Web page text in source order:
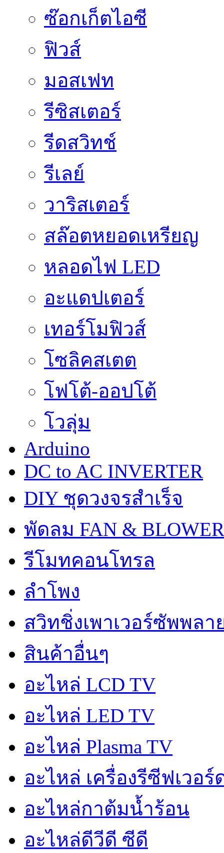
ซ๊อกเก็ตไอซี
ฟิวส์
มอสเฟท
รีซิสเตอร์
รีดสวิทช์
รีเลย์
วาริสเตอร์
สล๊อตหยอดเหรียญ
หลอดไฟ LED
อะแดปเตอร์
เทอร์โมฟิวส์
โซลิคสเตต
โฟโต้-ออปโต้
โวลุ่ม
Arduino
DC to AC INVERTER
DIY ชุดวงจรสำเร็จ
พัดลม FAN & BLOWER
รีโมทคอนโทรล
ลำโพง
สวิทชิ่งเพาเวอร์ซัพพลา
สินค้าอื่นๆ
อะไหล่ LCD TV
อะไหล่ LED TV
อะไหล่ Plasma TV
อะไหล่ เครื่องรีซีฟเวอร์
อะไหล่กาต้มน้ำร้อน
อะไหล่ดีวีดี ซีดี